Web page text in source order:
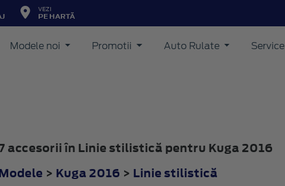
VEZI
PE HARTĂ
Modele noi Promotii Auto Rulate Service
accesorii în Linie stilistică pentru Kuga 2016
> Kuga 2016 > Linie stilistică